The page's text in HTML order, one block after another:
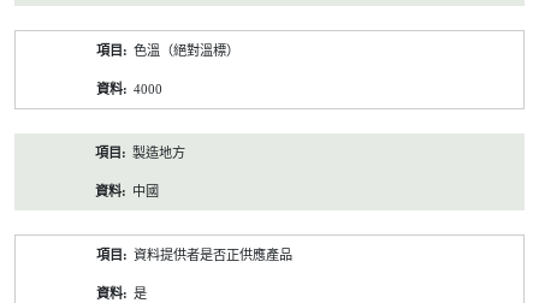
色溫（絕對溫標）
4000
製造地方
中國
資料提供者是否正供應產品
是